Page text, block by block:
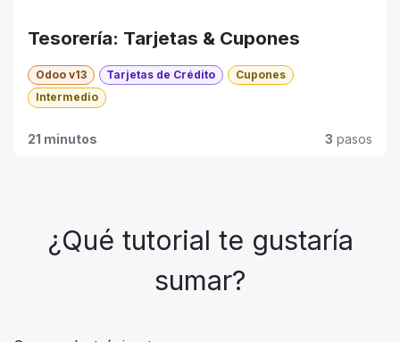
Tesorería: Tarjetas & Cupones
Odoo v13 Tarjetas de Crédito
Cupones
Intermedio
21 minutos 3 pasos
¿Qué tutorial te gustaría
sumar?